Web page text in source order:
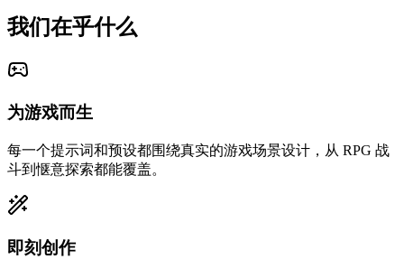
我们在乎什么
为游戏而生
每一个提示词和预设都围绕真实的游戏场景设计，从 RPG 战
斗到惬意探索都能覆盖。
即刻创作